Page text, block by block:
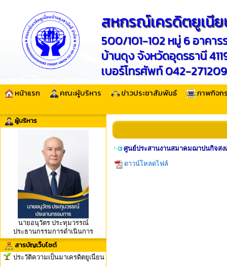
สหกรณ์เครดิตยูเนี
500/101-102 หมู่ 6 อาคา
บ้านดุง จังหวัดอุดรธานี
เบอร์โทรศัพท์ 042-
หน้าแรก คณะผู้บริหาร ข่าวประชาสัมพันธ์ ภาพกิจก
ผู้บริหาร
นายอนุวัตร ประทุมวรรณ์
ประธานกรรมการดำเนินการ
สารบัญเว็บไซต์
ประวัติความเป็นมาเครดิตยูเนี่ยน
ศูนย์ประสานงานสมาคมฌาปนกิจสง
ดาวน์โหลดไฟล์